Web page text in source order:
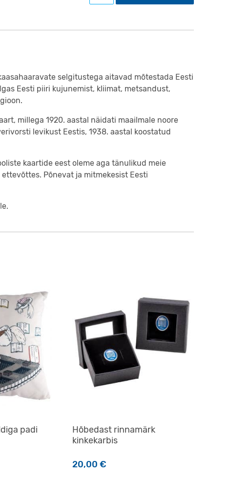
selgitustega aitavad mõtestada Eesti
Eesti piiri kujunemist, kliimat, metsandust,
millega 1920. aastal näidati maailmale noore
levikust Eestis, 1938. aastal koostatud
kaartide eest oleme aga tänulikud meie
Põnevat ja mitmekesist Eesti
padi
Hõbedast rinnamärk
kinkekarbis
20,00 €